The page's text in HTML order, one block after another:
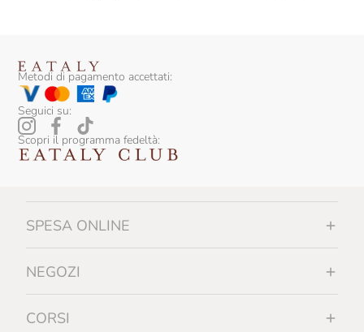
Metodi di pagamento accettati:
Seguici su:
Scopri il programma fedeltà:
SPESA ONLINE
NEGOZI
CORSI